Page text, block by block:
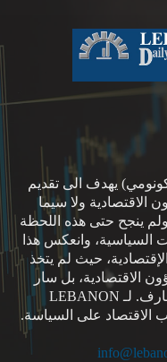
يهدف الى تقديم
الاقتصادية ولا سيما
ولم ينجح حتى هذه اللحظة
السياسية، وانعكس هذا
حيث لم يتخذ
الاقتصادية، بل سار
والاقتصاد في التيار السياسي الجارف. لـ LEBANON